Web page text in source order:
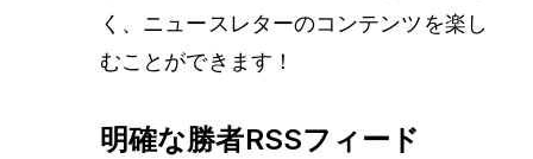
く、ニュースレターのコンテンツを楽し
むことができます！
明確な勝者RSSフィード